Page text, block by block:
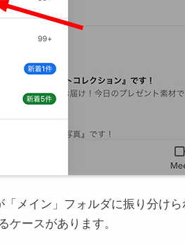
メイン」フォルダに振り分け
ケースがあります。